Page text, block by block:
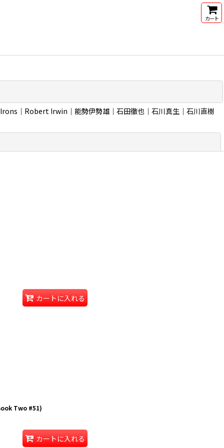
カート
｜Robert Irwin｜能勢伊勢雄｜石田徹也｜石川真生｜石川直樹
カートに入れる
Two #51)
カートに入れる